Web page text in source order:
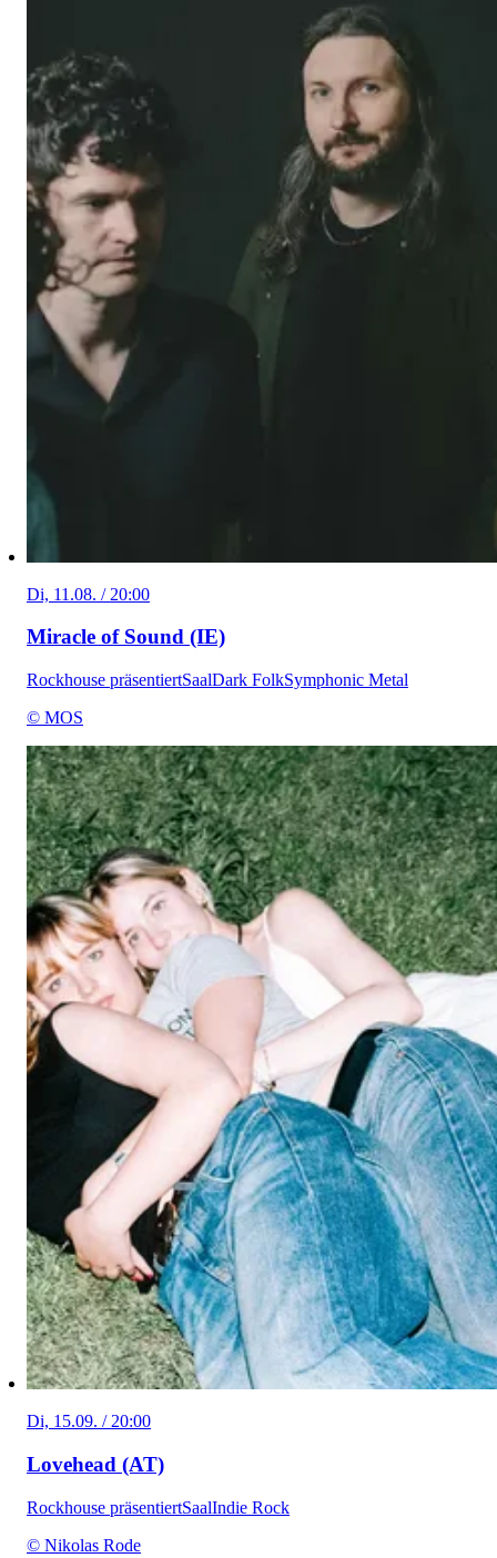
Di, 11.08. / 20:00
Miracle of Sound (IE)
Rockhouse präsentiertSaalDark FolkSymphonic Metal
© MOS
Di, 15.09. / 20:00
Lovehead (AT)
Rockhouse präsentiertSaalIndie Rock
© Nikolas Rode